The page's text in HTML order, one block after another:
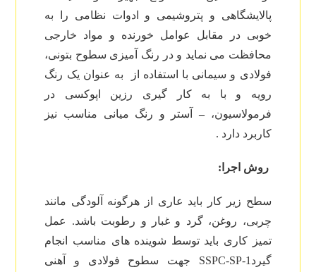
پالایشگاهی و پتروشیمی و ادوات نظامی را به
خوبی در مقابل عوامل خورنده و مواد خارجی
محافظت می نماید و در رنگ آمیزی سطوح بتونی،
فولادی و سیمانی با استفاده از
به عنوان یک رنگ
رویه و با به کار گیری رزین اپوکسی در
فرمولاسیون، –
آستر و رنگ میانی مناسب نیز
کاربرد دارد .
روش اجرا:
سطح زیر کار باید عاری از هرگونه آلودگی مانند
چربی، روغن، گرد و غبار و رطوبت باشد. عمل
تمیز کاری باید توسط شوینده های مناسب انجام
گیردSSPC-SP-1 جهت سطوح فولادی و آهنی